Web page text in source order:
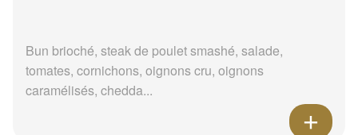
Bun brioché, steak de poulet smashé, salade,
tomates, cornichons, oignons cru, oignons
caramélisés, chedda...